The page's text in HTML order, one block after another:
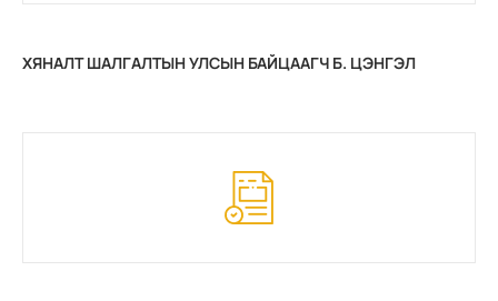
ХЯНАЛТ ШАЛГАЛТЫН УЛСЫН БАЙЦААГЧ Б. ЦЭНГЭЛ